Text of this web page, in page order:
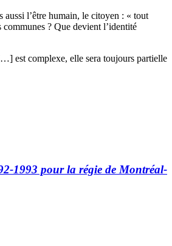
aussi l’être humain, le citoyen : « tout
? Que devient l’identité
est complexe, elle sera toujours partielle
1993 pour la régie de Montréal-